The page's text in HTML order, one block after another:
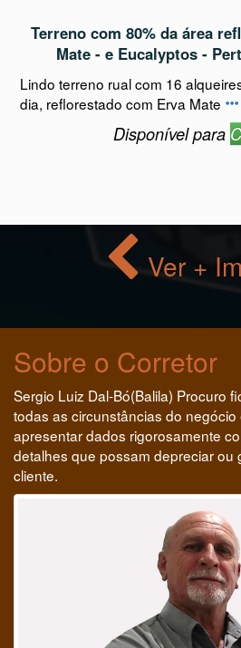
Canoinhas - Local Salto da Água
Terreno com 80% da área
Mate - e Eucalyptos -
Lindo terreno rual com 16
Ver +
Sobre o Corretor
Sergio Luiz Dal-Bó(Balila) Procuro
todas as circunstâncias do negócio
apresentar dados rigorosamente
detalhes que possam depreciar ou